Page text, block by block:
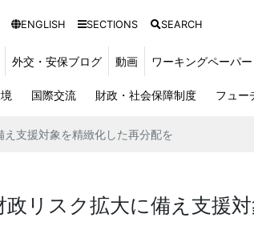
ENGLISH SECTIONS SEARCH
外交・安保ブログ 動画 ワーキングペーパー
国際交流 財政・社会保障制度 フュー
支援対象を精緻化した再分配を
リスク拡大に備え支援